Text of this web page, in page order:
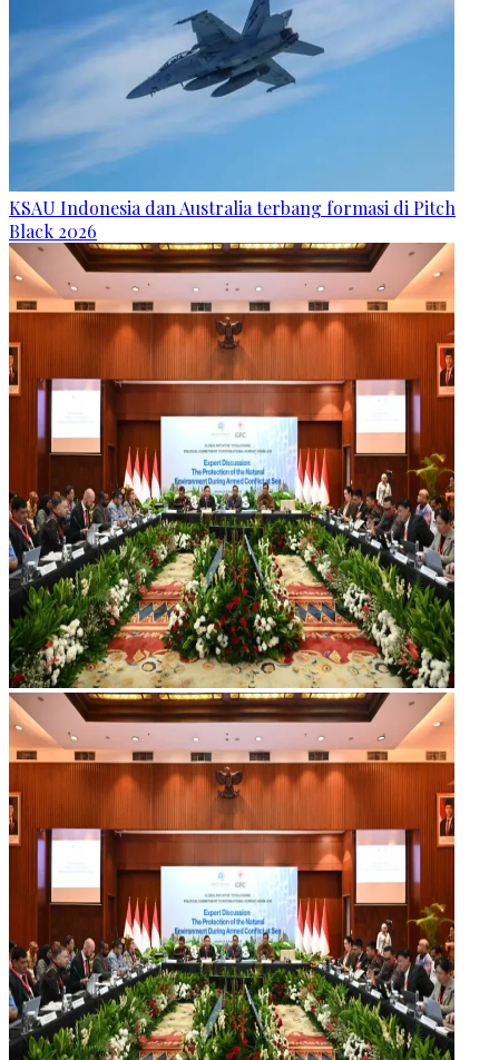
KSAU Indonesia dan Australia terbang formasi di Pitch
Black 2026